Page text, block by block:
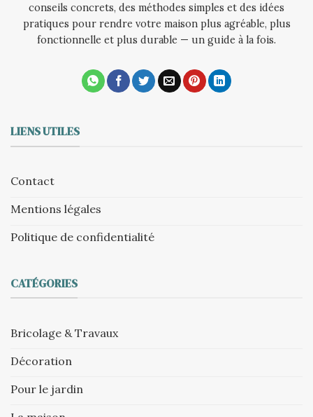
conseils concrets, des méthodes simples et des idées
pratiques pour rendre votre maison plus agréable, plus
fonctionnelle et plus durable — un guide à la fois.
LIENS UTILES
Contact
Mentions légales
Politique de confidentialité
CATÉGORIES
Bricolage & Travaux
Décoration
Pour le jardin